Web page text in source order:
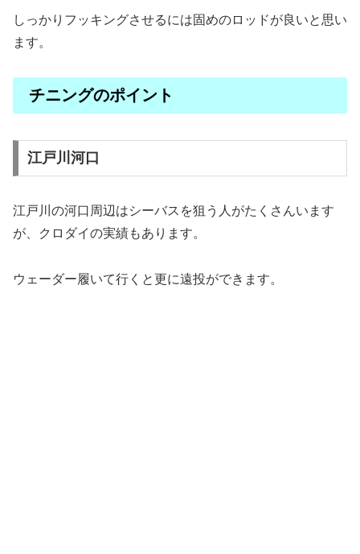
しっかりフッキングさせるには固めのロッドが良いと思い
ます。
チニングのポイント
江戸川河口
江戸川の河口周辺はシーバスを狙う人がたくさんいます
が、クロダイの実績もあります。
ウェーダー履いて行くと更に遠投ができます。